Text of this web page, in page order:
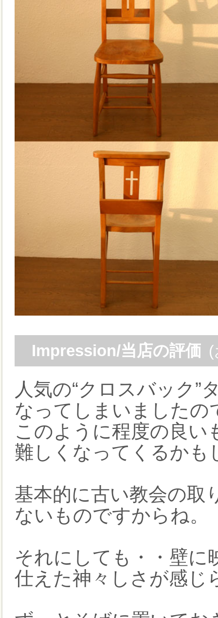
Impression/当店の評価
人気の“クロスバック”
なってしまいましたの
このように程度の良い
難しくなってくるかも
基本的に古い教会の取
ないものですからね。
それにしても・・壁に
仕えた神々しさが感じ